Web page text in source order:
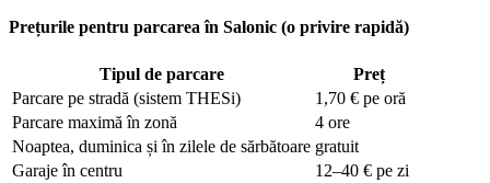
Prețurile pentru parcarea în Salonic (o privire rapidă)
Tipul de parcare
Preț
Parcare pe stradă (sistem THESi)
1,70 € pe oră
Parcare maximă în zonă
4 ore
Noaptea, duminica și în zilele de sărbătoare gratuit
Garaje în centru
12–40 € pe zi